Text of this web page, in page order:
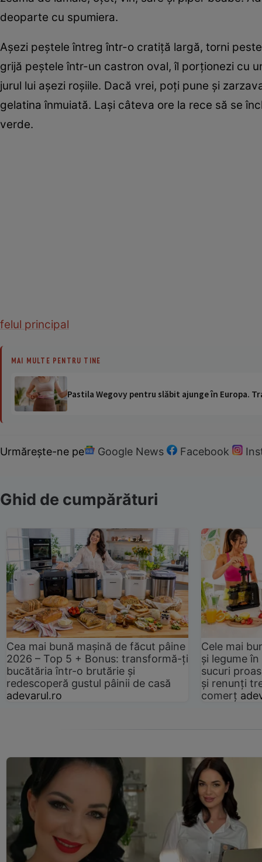
deoparte cu spumiera.
Aşezi peştele întreg într-o cratiţă largă, torni
grijă peştele într-un castron oval, îl porţionezi cu
jurul lui aşezi roşiile. Dacă vrei, poţi pune şi
gelatina înmuiată. Laşi câteva ore la rece să se
verde.
felul principal
MAI MULTE PENTRU TINE
Pastila Wegovy pentru slăbit ajunge în Europa.
Urmărește-ne pe Google News Facebook
Ghid de cumpărături
Cea mai bună mașină de făcut pâine
2026 – Top 5 + Bonus: transformă-ți
bucătăria într-o brutărie și
redescoperă gustul pâinii de casă
adevarul.ro
Cele mai
și legume
sucuri
și renunți
comerț